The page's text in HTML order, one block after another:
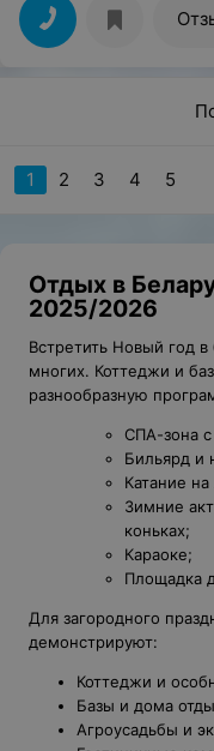
1 2 3 4 5
Отдых в
2025/2026
Встретить Новый год
многих. Коттеджи и
разнообразную
СПА-зона
Бильярд и
Катание
Зимние
коньках;
Караоке;
Площадка
Для загородного
демонстрируют:
Коттеджи и
Базы и дома
Агроусадьбы и